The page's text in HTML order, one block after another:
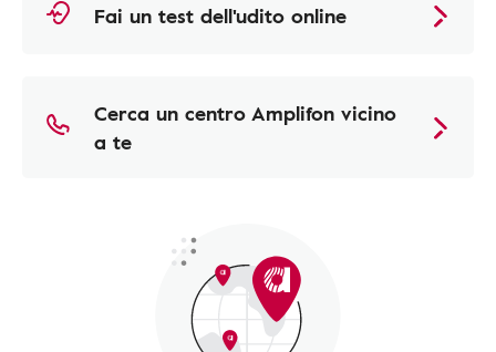
Fai un test dell'udito online
Cerca un centro Amplifon vicino
a te